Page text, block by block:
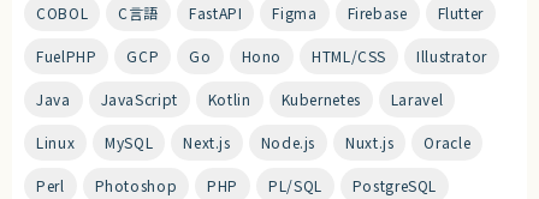
COBOL C言語 FastAPI Figma Firebase Flutter
FuelPHP GCP Go Hono HTML/CSS Illustrator
Java JavaScript Kotlin Kubernetes Laravel
Linux MySQL Next.js Node.js Nuxt.js Oracle
Perl Photoshop PHP PL/SQL PostgreSQL